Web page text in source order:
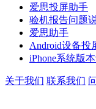
爱思投屏助手
验机报告问题
爱思助手
Android设备投
iPhone系统版
关于我们 联系我们